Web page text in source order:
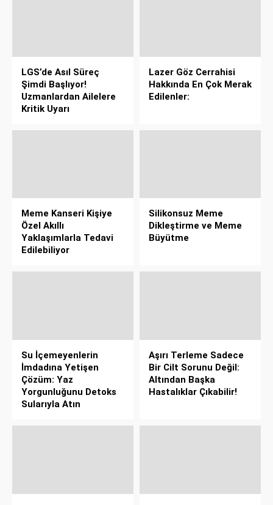
LGS’de Asıl Süreç
Şimdi Başlıyor!
Uzmanlardan Ailelere
Kritik Uyarı
Lazer Göz Cerrahisi
Hakkında En Çok Merak
Edilenler:
Meme Kanseri Kişiye
Özel Akıllı
Yaklaşımlarla Tedavi
Edilebiliyor
Silikonsuz Meme
Dikleştirme ve Meme
Büyütme
Su İçemeyenlerin
İmdadına Yetişen
Çözüm: Yaz
Yorgunluğunu Detoks
Sularıyla Atın
Aşırı Terleme Sadece
Bir Cilt Sorunu Değil:
Altından Başka
Hastalıklar Çıkabilir!